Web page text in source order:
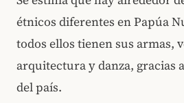
étnicos diferentes en Papúa
todos ellos tienen sus armas,
arquitectura y danza, gracias
del país.